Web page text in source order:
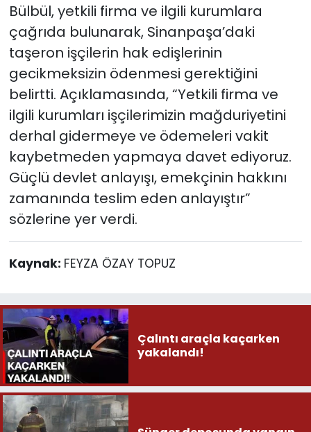
Bülbül, yetkili firma ve ilgili kurumlara
çağrıda bulunarak, Sinanpaşa’daki
taşeron işçilerin hak edişlerinin
gecikmeksizin ödenmesi gerektiğini
belirtti. Açıklamasında, “Yetkili firma ve
ilgili kurumları işçilerimizin mağduriyetini
derhal gidermeye ve ödemeleri vakit
kaybetmeden yapmaya davet ediyoruz.
Güçlü devlet anlayışı, emekçinin hakkını
zamanında teslim eden anlayıştır”
sözlerine yer verdi.
Kaynak: FEYZA ÖZAY TOPUZ
Çalıntı araçla kaçarken
yakalandı!